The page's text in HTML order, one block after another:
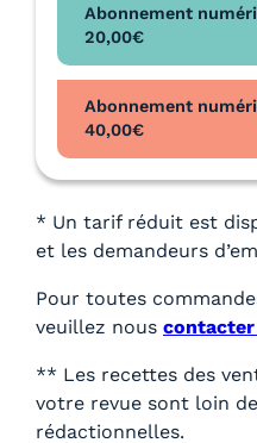
Abonnement
20,00€
Abonnement
40,00€
* Un tarif réduit est
et les demandeurs
Pour toutes
veuillez nous contacter
** Les recettes des
votre revue sont loin
rédactionnelles.